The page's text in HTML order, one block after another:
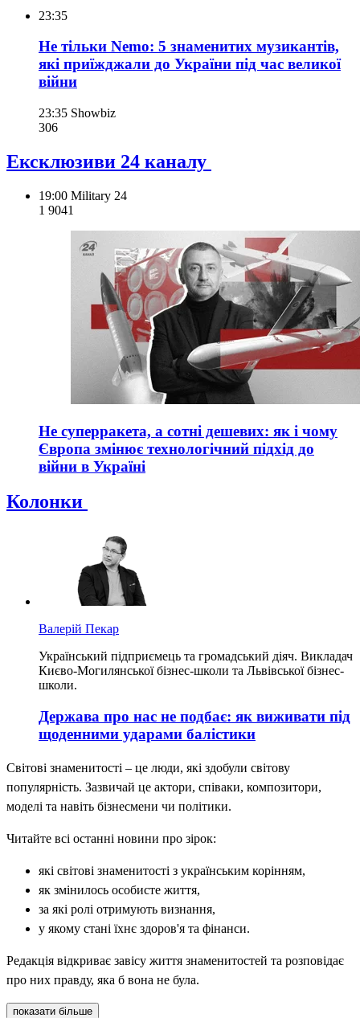
23:35
Не тільки Nemo: 5 знаменитих музикантів,
які приїжджали до України під час великої
війни
23:35 Showbiz
306
Ексклюзиви 24 каналу
19:00 Military 24
1 9041
Не суперракета, а сотні дешевих: як і чому
Європа змінює технологічний підхід до
війни в Україні
Колонки
Валерій Пекар
Український підприємець та громадський діяч. Викладач
Києво-Могилянської бізнес-школи та Львівської бізнес-
школи.
Держава про нас не подбає: як виживати під
щоденними ударами балістики
Світові знаменитості – це люди, які здобули світову
популярність. Зазвичай це актори, співаки, композитори,
моделі та навіть бізнесмени чи політики.
Читайте всі останні новини про зірок:
які світові знаменитості з українським корінням,
як змінилось особисте життя,
за які ролі отримують визнання,
у якому стані їхнє здоров'я та фінанси.
Редакція відкриває завісу життя знаменитостей та розповідає
про них правду, яка б вона не була.
показати більше